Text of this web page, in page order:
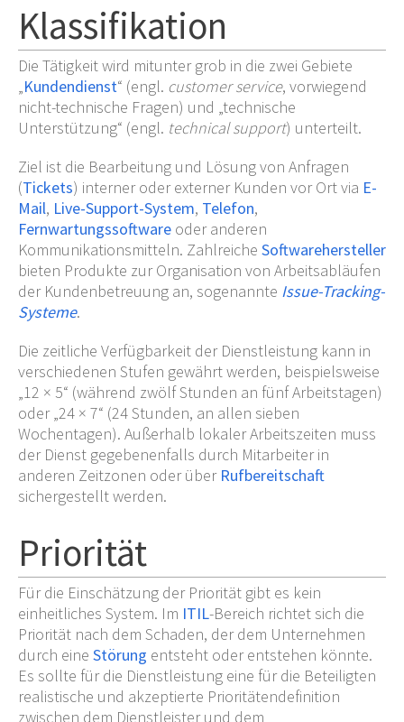
Klassifikation
Die Tätigkeit wird mitunter grob in die zwei Gebiete
„Kundendienst“ (engl. customer service, vorwiegend
nicht-technische Fragen) und „technische
Unterstützung“ (engl. technical support) unterteilt.
Ziel ist die Bearbeitung und Lösung von Anfragen
(Tickets) interner oder externer Kunden vor Ort via E-
Mail, Live-Support-System, Telefon,
Fernwartungssoftware oder anderen
Kommunikationsmitteln. Zahlreiche Softwarehersteller
bieten Produkte zur Organisation von Arbeitsabläufen
der Kundenbetreuung an, sogenannte Issue-Tracking-
Systeme.
Die zeitliche Verfügbarkeit der Dienstleistung kann in
verschiedenen Stufen gewährt werden, beispielsweise
„12 × 5“ (während zwölf Stunden an fünf Arbeitstagen)
oder „24 × 7“ (24 Stunden, an allen sieben
Wochentagen). Außerhalb lokaler Arbeitszeiten muss
der Dienst gegebenenfalls durch Mitarbeiter in
anderen Zeitzonen oder über Rufbereitschaft
sichergestellt werden.
Priorität
Für die Einschätzung der Priorität gibt es kein
einheitliches System. Im ITIL-Bereich richtet sich die
Priorität nach dem Schaden, der dem Unternehmen
durch eine Störung entsteht oder entstehen könnte.
Es sollte für die Dienstleistung eine für die Beteiligten
realistische und akzeptierte Prioritätendefinition
zwischen dem Dienstleister und dem